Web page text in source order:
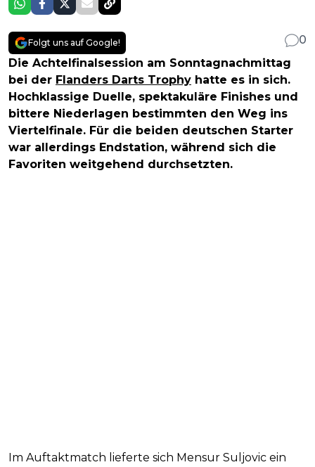
Folgt uns auf Google!
0
Die Achtelfinalsession am Sonntagnachmittag
bei der Flanders Darts Trophy hatte es in sich.
Hochklassige Duelle, spektakuläre Finishes und
bittere Niederlagen bestimmten den Weg ins
Viertelfinale. Für die beiden deutschen Starter
war allerdings Endstation, während sich die
Favoriten weitgehend durchsetzten.
Im Auftaktmatch lieferte sich Mensur Suljovic ein